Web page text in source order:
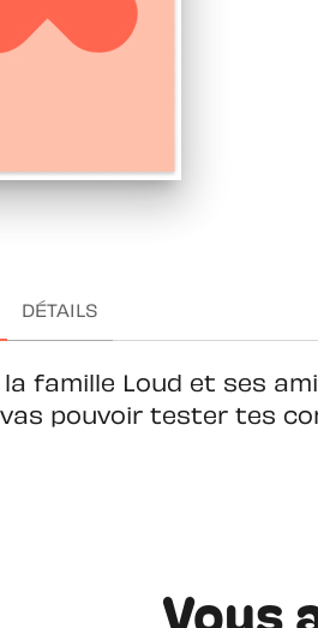
DÉTAILS
la famille Loud et ses
pouvoir tester tes